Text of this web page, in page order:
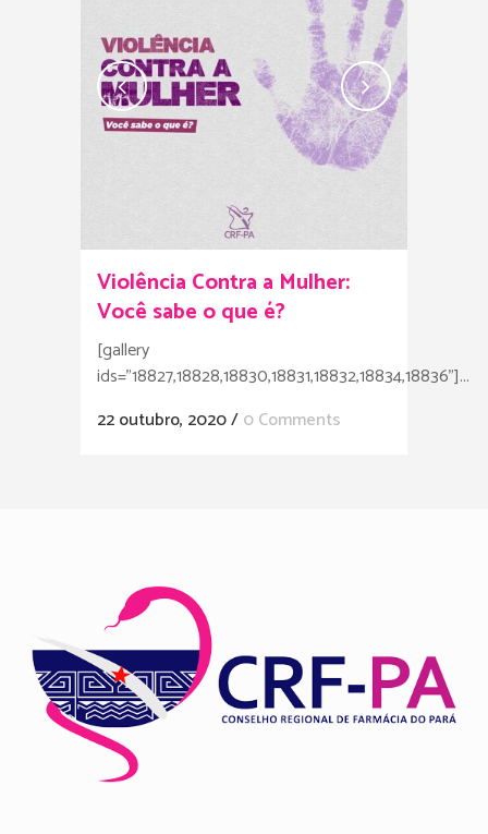
Violência Contra a Mulher:
Você sabe o que é?
[gallery
ids="18827,18828,18830,18831,18832,18834,18836"]...
22 outubro, 2020/0 Comments